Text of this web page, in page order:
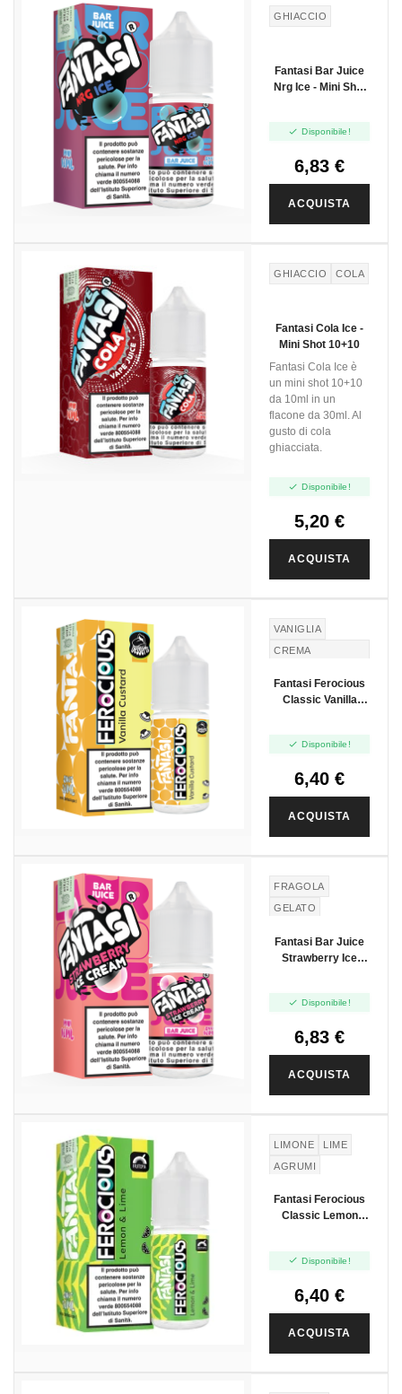
GHIACCIO
Fantasi Bar Juice
Nrg Ice - Mini Shot
 Disponibile!
6,83 €
ACQUISTA
GHIACCIO COLA
Fantasi Cola Ice -
Mini Shot 10+10
Fantasi Cola Ice è
un mini shot 10+10
da 10ml in un
flacone da 30ml. Al
gusto di cola
ghiacciata.
 Disponibile!
5,20 €
ACQUISTA
VANIGLIA
CREMA
Fantasi Ferocious
Classic Vanilla
 Disponibile!
6,40 €
ACQUISTA
FRAGOLA
GELATO
Fantasi Bar Juice
Strawberry Ice
 Disponibile!
6,83 €
ACQUISTA
LIMONE
LIME
AGRUMI
Fantasi Ferocious
Classic Lemon
 Disponibile!
6,40 €
ACQUISTA